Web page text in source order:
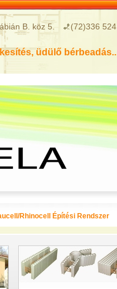
B. köz 5. (72)336 524
üdülő
Rhinocell Építési Rendszer